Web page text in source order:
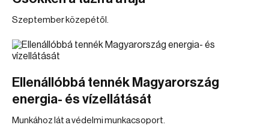
Szeptember közepétől.
Ellenállóbbá tennék Magyarország
energia- és vízellátását
Munkához lát a védelmi munkacsoport.